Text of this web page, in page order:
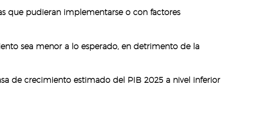
que pudieran implementarse o con factores
sea menor a lo esperado, en detrimento de la
de crecimiento estimado del PIB 2025 a nivel inferior